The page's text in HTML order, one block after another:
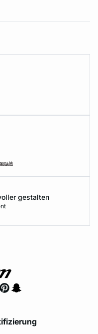
gestalten